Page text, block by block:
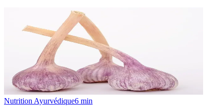
Nutrition Ayurvédique6 min